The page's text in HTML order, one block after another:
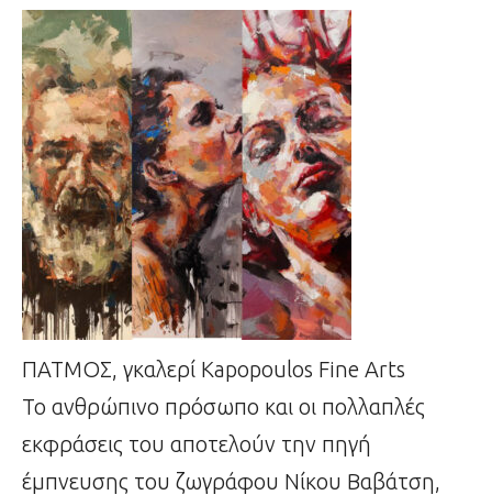
ΠΑΤΜΟΣ, γκαλερί Kapopoulos Fine Arts
Το ανθρώπινο πρόσωπο και οι πολλαπλές
εκφράσεις του αποτελούν την πηγή
έμπνευσης του ζωγράφου Νίκου Βαβάτση,